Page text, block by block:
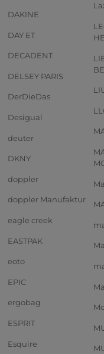
DAKINE
DAY ET
DECADENT
DELSEY PARIS
DerDieDas
Desigual
deuter
DKNY
doppler
doppler Manufaktur
eagle creek
EASTPAK
eoto
EPIC
ergobag
ESPRIT
Esquire